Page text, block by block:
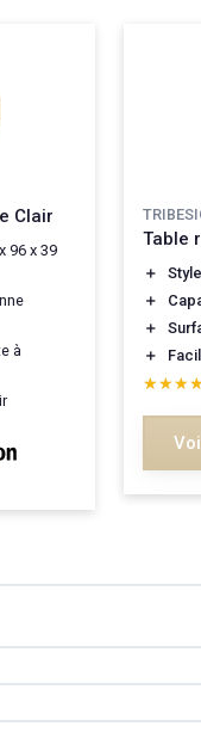
Clair
96 x 39
à
Table
＋
＋
＋
＋